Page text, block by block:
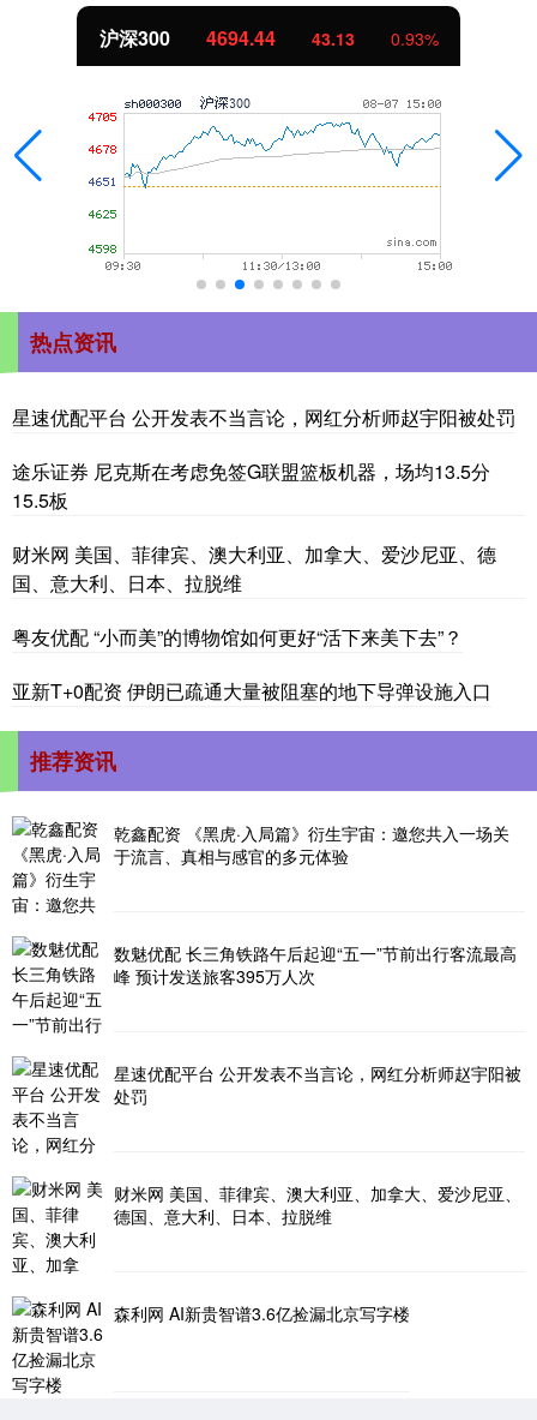
沪深300 4694.44 43.13 0.93%
热点资讯
星速优配平台 公开发表不当言论，网红分析师赵宇阳被处罚
途乐证券 尼克斯在考虑免签G联盟篮板机器，场均13.5分
15.5板
财米网 美国、菲律宾、澳大利亚、加拿大、爱沙尼亚、德
国、意大利、日本、拉脱维
粤友优配 “小而美”的博物馆如何更好“活下来美下去”？
亚新T+0配资 伊朗已疏通大量被阻塞的地下导弹设施入口
推荐资讯
乾鑫配资 《黑虎·入局篇》衍生宇宙：邀您共入一场关
于流言、真相与感官的多元体验
数魅优配 长三角铁路午后起迎“五一”节前出行客流最高
峰 预计发送旅客395万人次
星速优配平台 公开发表不当言论，网红分析师赵宇阳被
处罚
财米网 美国、菲律宾、澳大利亚、加拿大、爱沙尼亚、
德国、意大利、日本、拉脱维
森利网 AI新贵智谱3.6亿捡漏北京写字楼